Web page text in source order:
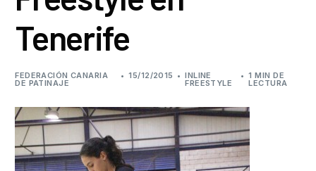
Tenerife
FEDERACIÓN CANARIA
DE PATINAJE
15/12/2015 INLINE
FREESTYLE
1 MIN DE
LECTURA
Documentación
Blog
Formación